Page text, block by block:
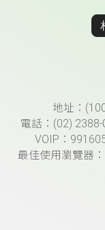
頁尾資訊地址：
電話：(02)
VOIP：
最佳使用瀏覽器